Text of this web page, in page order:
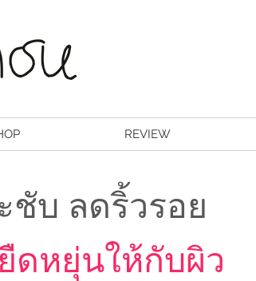
ชับ ลดริ้วรอย
ดหยุ่นให้กับผิว
REVIEW